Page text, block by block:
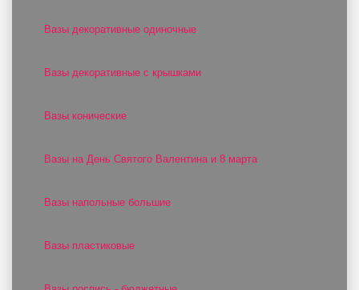
Вазы декоративные одиночные
Вазы декоративные с крышками
Вазы конические
Вазы на День Святого Валентина и 8 марта
Вазы напольные большие
Вазы пластиковые